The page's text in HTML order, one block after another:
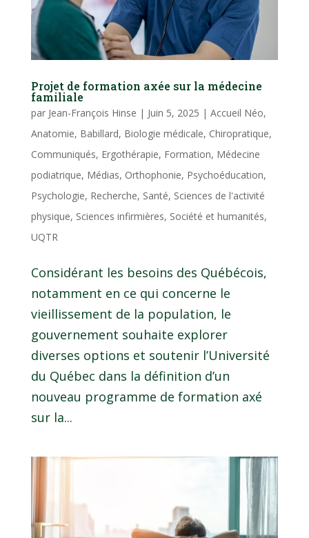
Projet de formation axée sur la médecine
familiale
par Jean-François Hinse | Juin 5, 2025 | Accueil Néo,
Anatomie, Babillard, Biologie médicale, Chiropratique,
Communiqués, Ergothérapie, Formation, Médecine
podiatrique, Médias, Orthophonie, Psychoéducation,
Psychologie, Recherche, Santé, Sciences de l'activité
physique, Sciences infirmières, Société et humanités,
UQTR
Considérant les besoins des Québécois,
notamment en ce qui concerne le
vieillissement de la population, le
gouvernement souhaite explorer
diverses options et soutenir l’Université
du Québec dans la définition d’un
nouveau programme de formation axé
sur la...